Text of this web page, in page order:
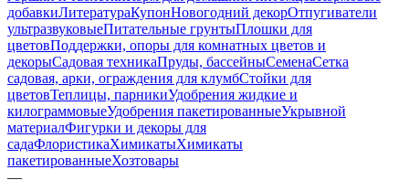
добавкиЛитератураКупонНовогодний декорОтпугиватели
ультразвуковыеПитательные грунтыПлошки для
цветовПоддержки, опоры для комнатных цветов и
декорыСадовая техникаПруды, бассейныСеменаСетка
садовая, арки, ограждения для клумбСтойки для
цветовТеплицы, парникиУдобрения жидкие и
килограммовыеУдобрения пакетированныеУкрывной
материалФигурки и декоры для
садаФлористикаХимикатыХимикаты
пакетированныеХозтовары
—